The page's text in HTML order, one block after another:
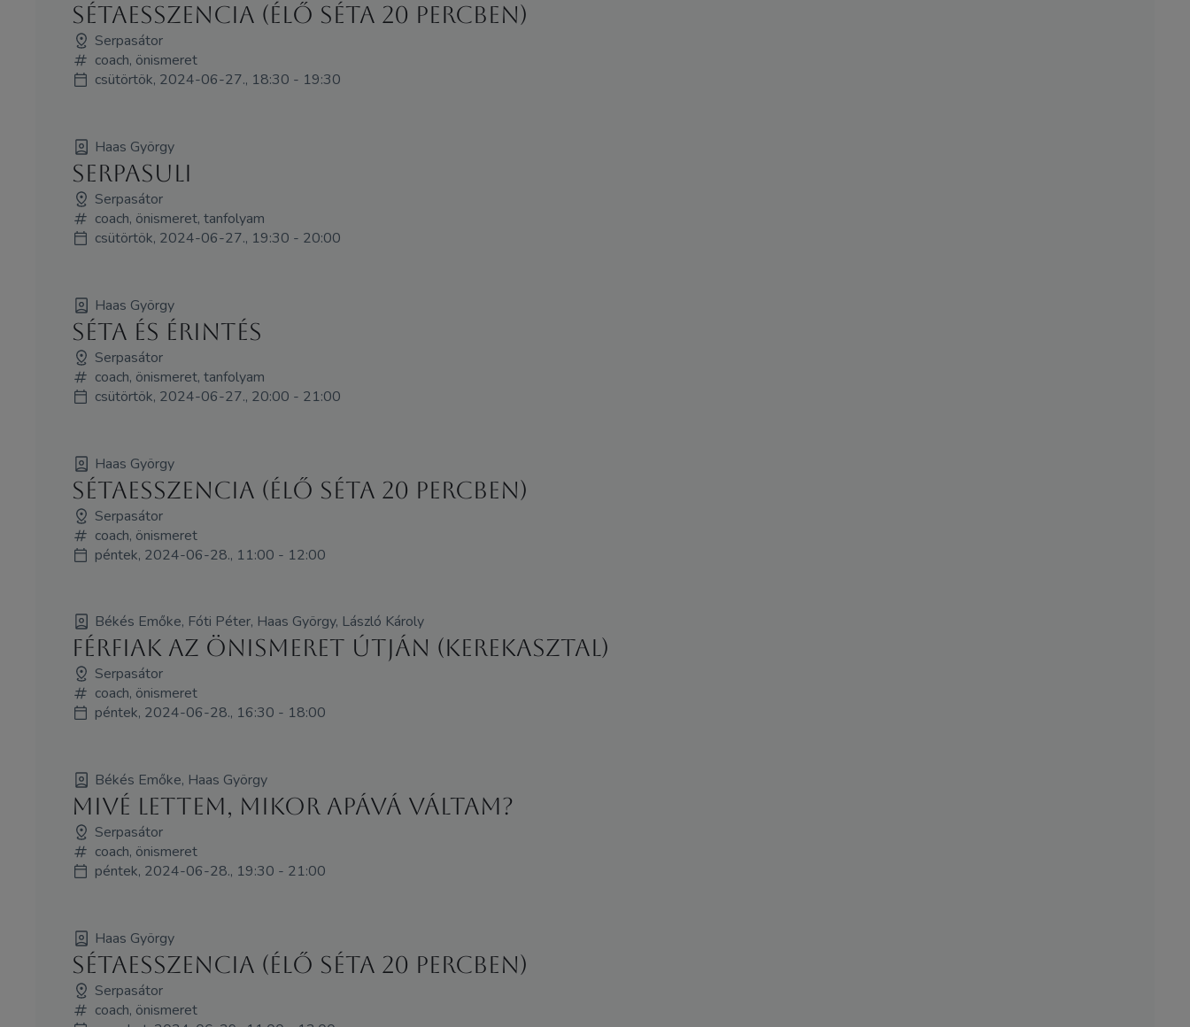
Sétaesszencia (élő séta 20 percben)
Serpasátor
coach, önismeret
csütörtök, 2024-06-27., 18:30 - 19:30
Haas György
Serpasuli
Serpasátor
coach, önismeret, tanfolyam
csütörtök, 2024-06-27., 19:30 - 20:00
Haas György
Séta és érintés
Serpasátor
coach, önismeret, tanfolyam
csütörtök, 2024-06-27., 20:00 - 21:00
Haas György
Sétaesszencia (élő séta 20 percben)
Serpasátor
coach, önismeret
péntek, 2024-06-28., 11:00 - 12:00
Békés Emőke, Fóti Péter, Haas György, László Károly
Férfiak az önismeret útján (kerekasztal)
Serpasátor
coach, önismeret
péntek, 2024-06-28., 16:30 - 18:00
Békés Emőke, Haas György
Mivé lettem, mikor apává váltam?
Serpasátor
coach, önismeret
péntek, 2024-06-28., 19:30 - 21:00
Haas György
Sétaesszencia (élő séta 20 percben)
Serpasátor
coach, önismeret